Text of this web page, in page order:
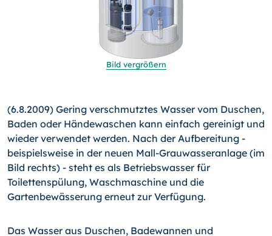
Bild vergrößern
(6.8.2009) Gering verschmutztes Wasser vom Duschen,
Baden oder Händewaschen kann einfach gereinigt und
wieder verwendet werden. Nach der Aufbereitung -
beispielsweise in der neuen Mall-Grauwasseranlage (im
Bild rechts) - steht es als Betriebswasser für
Toilettenspülung, Waschmaschine und die
Gartenbewässerung erneut zur Verfügung.
Das Wasser aus Duschen, Badewannen und